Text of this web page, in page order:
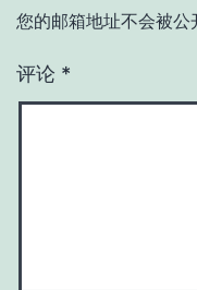
您的邮箱地址不会被公
评论 *